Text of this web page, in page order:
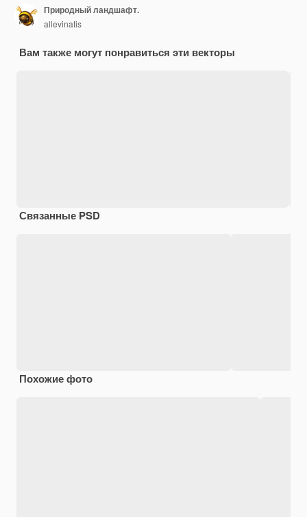
Природный ландшафт.
allevinatis
Вам также могут понравиться эти векторы
Связанные PSD
Похожие фото